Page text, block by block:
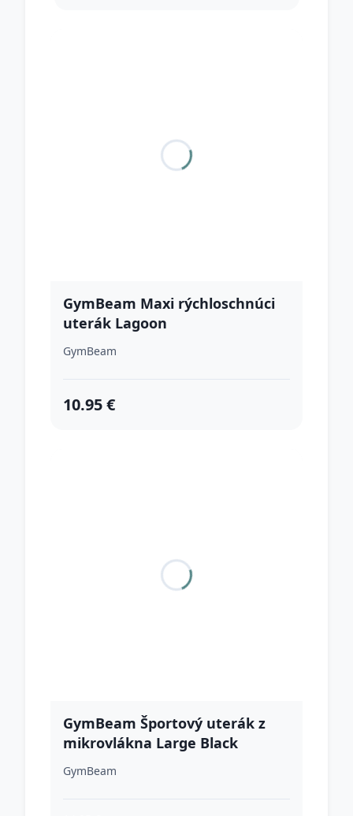
GymBeam Maxi rýchloschnúci
uterák Lagoon
GymBeam
10.95 €
GymBeam Športový uterák z
mikrovlákna Large Black
GymBeam